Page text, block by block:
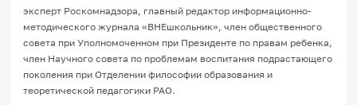
эксперт Роскомнадзора, главный редактор информационно-
методического журнала «ВНЕшкольник», член общественного
совета при Уполномоченном при Президенте по правам ребенка,
член Научного совета по проблемам воспитания подрастающего
поколения при Отделении философии образования и
теоретической педагогики РАО.